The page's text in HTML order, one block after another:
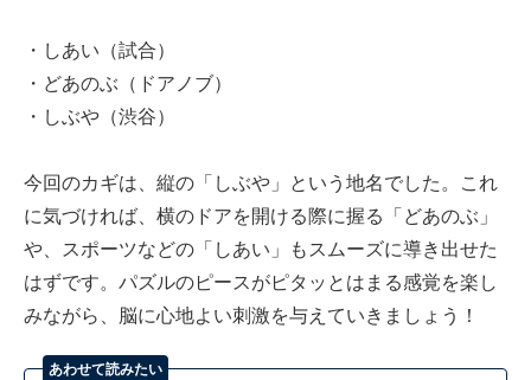
・しあい（試合）
・どあのぶ（ドアノブ）
・しぶや（渋谷）
今回のカギは、縦の「しぶや」という地名でした。これ
に気づければ、横のドアを開ける際に握る「どあのぶ」
や、スポーツなどの「しあい」もスムーズに導き出せた
はずです。パズルのピースがピタッとはまる感覚を楽し
みながら、脳に心地よい刺激を与えていきましょう！
あわせて読みたい